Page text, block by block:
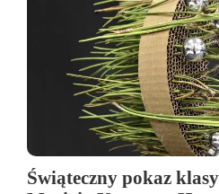
Świąteczny pokaz